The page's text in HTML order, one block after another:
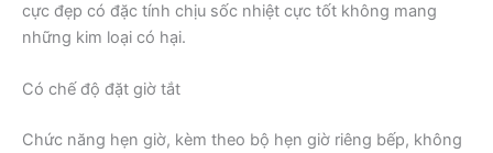
cực đẹp có đặc tính chịu sốc nhiệt cực tốt không mang
những kim loại có hại.
Có chế độ đặt giờ tắt
Chức năng hẹn giờ, kèm theo bộ hẹn giờ riêng bếp, không